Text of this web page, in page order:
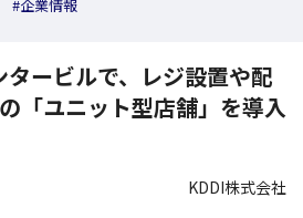
#企業情報
ービルで、レジ設置や配
「ユニット型店舗」を導入
KDDI株式会社